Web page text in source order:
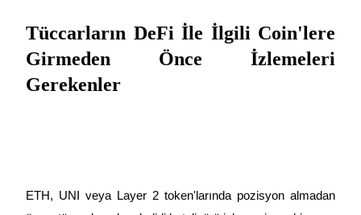
Tüccarların DeFi İle İlgili Coin'lere
Girmeden Önce İzlemeleri
Gerekenler
ETH, UNI veya Layer 2 token'larında pozisyon almadan